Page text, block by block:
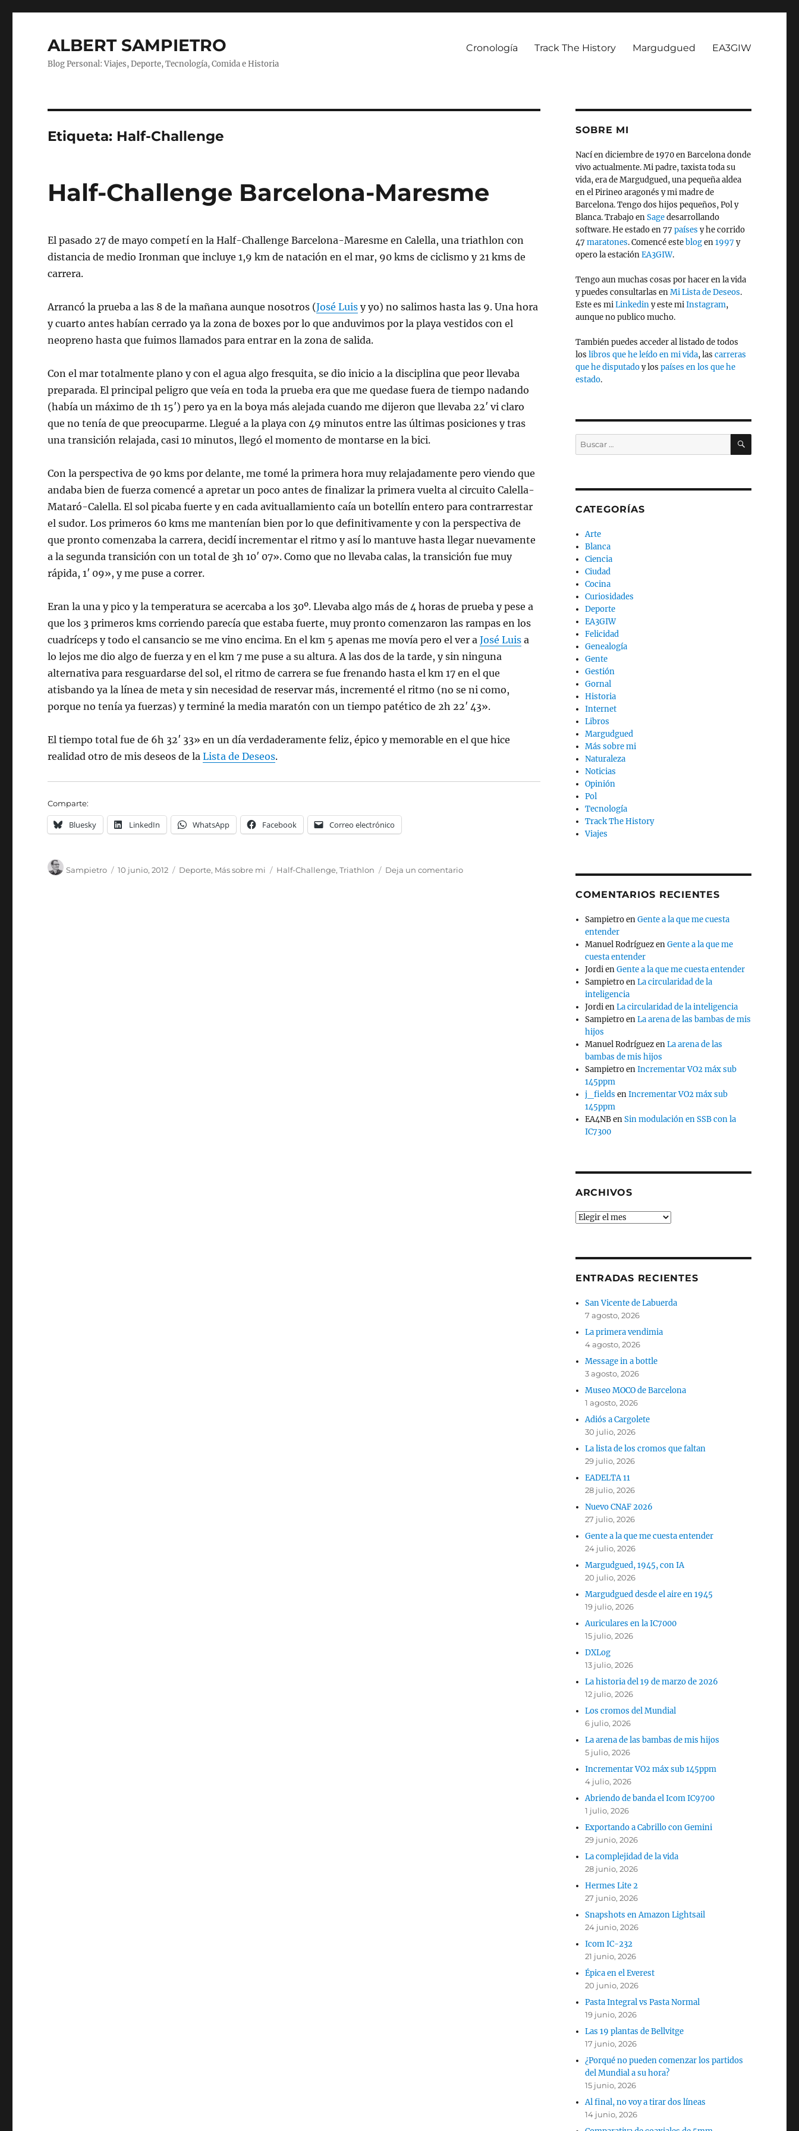
ALBERT SAMPIETRO
Blog Personal: Viajes, Deporte, Tecnología, Comida e Historia
Cronología Track The History Margudgued EA3GIW
Etiqueta: Half-Challenge
Half-Challenge Barcelona-Maresme
El pasado 27 de mayo competí en la Half-Challenge Barcelona-Maresme en Calella, una triathlon con
distancia de medio Ironman que incluye 1,9 km de natación en el mar, 90 kms de ciclismo y 21 kms de
carrera.
Arrancó la prueba a las 8 de la mañana aunque nosotros (José Luis y yo) no salimos hasta las 9. Una hora
y cuarto antes habían cerrado ya la zona de boxes por lo que anduvimos por la playa vestidos con el
neopreno hasta que fuimos llamados para entrar en la zona de salida.
Con el mar totalmente plano y con el agua algo fresquita, se dio inicio a la disciplina que peor llevaba
preparada. El principal peligro que veía en toda la prueba era que me quedase fuera de tiempo nadando
(había un máximo de 1h 15′) pero ya en la boya más alejada cuando me dijeron que llevaba 22′ vi claro
que no tenía de que preocuparme. Llegué a la playa con 49 minutos entre las últimas posiciones y tras
una transición relajada, casi 10 minutos, llegó el momento de montarse en la bici.
Con la perspectiva de 90 kms por delante, me tomé la primera hora muy relajadamente pero viendo que
andaba bien de fuerza comencé a apretar un poco antes de finalizar la primera vuelta al circuito Calella-
Mataró-Calella. El sol picaba fuerte y en cada avituallamiento caía un botellín entero para contrarrestar
el sudor. Los primeros 60 kms me mantenían bien por lo que definitivamente y con la perspectiva de
que pronto comenzaba la carrera, decidí incrementar el ritmo y así lo mantuve hasta llegar nuevamente
a la segunda transición con un total de 3h 10′ 07». Como que no llevaba calas, la transición fue muy
rápida, 1′ 09», y me puse a correr.
Eran la una y pico y la temperatura se acercaba a los 30º. Llevaba algo más de 4 horas de prueba y pese a
que los 3 primeros kms corriendo parecía que estaba fuerte, muy pronto comenzaron las rampas en los
cuadríceps y todo el cansancio se me vino encima. En el km 5 apenas me movía pero el ver aJosé Luis a
lo lejos me dio algo de fuerza y en el km 7 me puse a su altura. A las dos de la tarde, y sin ninguna
alternativa para resguardarse del sol, el ritmo de carrera se fue frenando hasta el km 17 en el que
atisbando ya la línea de meta y sin necesidad de reservar más, incrementé el ritmo (no se ni como,
porque no tenía ya fuerzas) y terminé la media maratón con un tiempo patético de 2h 22′ 43».
El tiempo total fue de 6h 32′ 33» en un día verdaderamente feliz, épico y memorable en el que hice
realidad otro de mis deseos de laLista de Deseos.
Comparte:
Bluesky LinkedIn WhatsApp Facebook Correo electrónico
Sampietro 10 junio, 2012 Deporte, Más sobre mi Half-Challenge,Triathlon Deja un comentario
SOBRE MI
Nací en diciembre de 1970 en Barcelona donde
vivo actualmente. Mi padre, taxista toda su
vida, era de Margudgued, una pequeña aldea
en el Pirineo aragonés y mi madre de
Barcelona. Tengo dos hijos pequeños, Pol y
Blanca. Trabajo enSagedesarrollando
software. He estado en 77 países y he corrido
47 maratones. Comencé esteblogen1997 y
opero la estaciónEA3GIW.
Tengo aun muchas cosas por hacer en la vida
y puedes consultarlas enMi Lista de Deseos.
Este es miLinkediny este miInstagram,
aunque no publico mucho.
También puedes acceder al listado de todos
los libros que he leído en mi vida, las carreras
que he disputadoy los países en los que he
estado.
Buscar
por:
BUSCAR
CATEGORÍAS
Arte
Blanca
Ciencia
Ciudad
Cocina
Curiosidades
Deporte
EA3GIW
Felicidad
Genealogía
Gente
Gestión
Gornal
Historia
Internet
Libros
Margudgued
Más sobre mi
Naturaleza
Noticias
Opinión
Pol
Tecnología
Track The History
Viajes
COMENTARIOS RECIENTES
SampietroenGente a la que me cuesta
entender
Manuel RodríguezenGente a la que me
cuesta entender
JordienGente a la que me cuesta entender
SampietroenLa circularidad de la
inteligencia
JordienLa circularidad de la inteligencia
SampietroenLa arena de las bambas de mis
hijos
Manuel RodríguezenLa arena de las
bambas de mis hijos
SampietroenIncrementar VO2 máx sub
145ppm
j_fields enIncrementar VO2 máx sub
145ppm
EA4NBenSin modulación en SSB con la
IC7300
ARCHIVOS
Archivos
ENTRADAS RECIENTES
San Vicente de Labuerda
7 agosto, 2026
La primera vendimia
4 agosto, 2026
Message in a bottle
3 agosto, 2026
Museo MOCO de Barcelona
1 agosto, 2026
Adiós a Cargolete
30 julio, 2026
La lista de los cromos que faltan
29 julio, 2026
EADELTA 11
28 julio, 2026
Nuevo CNAF 2026
27 julio, 2026
Gente a la que me cuesta entender
24 julio, 2026
Margudgued, 1945, con IA
20 julio, 2026
Margudgued desde el aire en 1945
19 julio, 2026
Auriculares en la IC7000
15 julio, 2026
DXLog
13 julio, 2026
La historia del 19 de marzo de 2026
12 julio, 2026
Los cromos del Mundial
6 julio, 2026
La arena de las bambas de mis hijos
5 julio, 2026
Incrementar VO2 máx sub 145ppm
4 julio, 2026
Abriendo de banda el Icom IC9700
1 julio, 2026
Exportando a Cabrillo con Gemini
29 junio, 2026
La complejidad de la vida
28 junio, 2026
Hermes Lite 2
27 junio, 2026
Snapshots en Amazon Lightsail
24 junio, 2026
Icom IC-232
21 junio, 2026
Épica en el Everest
20 junio, 2026
Pasta Integral vs Pasta Normal
19 junio, 2026
Las 19 plantas de Bellvitge
17 junio, 2026
¿Porqué no pueden comenzar los partidos
del Mundial a su hora?
15 junio, 2026
Al final, no voy a tirar dos líneas
14 junio, 2026